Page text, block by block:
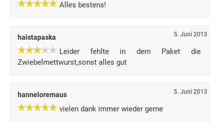
Alles bestens!
haistapaska 5. Juni 2013
Leider fehlte in dem Paket die
Zwiebelmettwurst,sonst alles gut
hanneloremaus 5. Juni 2013
vielen dank immer wieder gerne